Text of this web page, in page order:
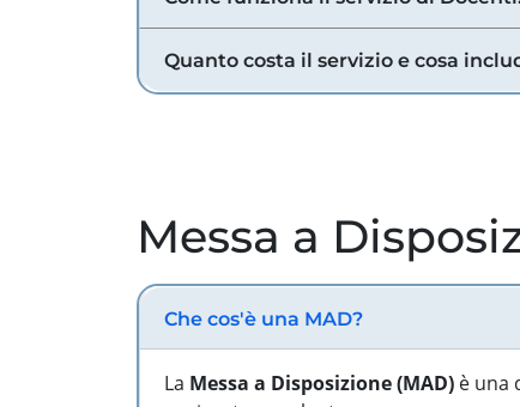
Quanto costa il servizio e cosa
Messa a
Che cos'è una MAD?
La Messa a Disposizione (MAD) è una